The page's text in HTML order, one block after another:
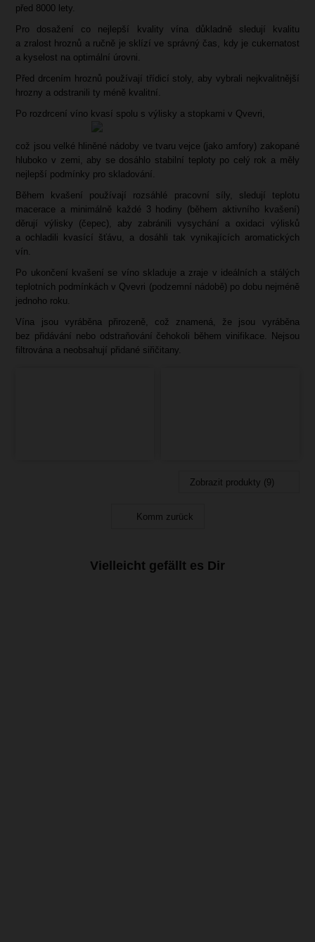
před 8000 lety.
Pro dosažení co nejlepší kvality vína důkladně sledují kvalitu
a zralost hroznů a ručně je sklízí ve správný čas, kdy je cukernatost
a kyselost na optimální úrovni.
Před drcením hroznů používají třídicí stoly, aby vybrali nejkvalitnější
hrozny a odstranili ty méně kvalitní.
Po rozdrcení víno kvasí spolu s výlisky a stopkami v Qvevri,
což jsou velké hliněné nádoby ve tvaru vejce (jako amfory) zakopané
hluboko v zemi, aby se dosáhlo stabilní teploty po celý rok a měly
nejlepší podmínky pro skladování.
Během kvašení používají rozsáhlé pracovní síly, sledují teplotu
macerace a minimálně každé 3 hodiny (během aktivního kvašení)
děrují výlisky (čepec), aby zabránili vysychání a oxidaci výlisků
a ochladili kvasící šťávu, a dosáhli tak vynikajících aromatických
vín.
Po ukončení kvašení se víno skladuje a zraje v ideálních a stálých
teplotních podmínkách v Qvevri (podzemní nádobě) po dobu nejméně
jednoho roku.
Vína jsou vyráběna přirozeně, což znamená, že jsou vyráběna
bez přidávání nebo odstraňování čehokoli během vinifikace. Nejsou
filtrována a neobsahují přidané siřičitany.
Zobrazit produkty (9)
Komm zurück
Vielleicht gefällt es Dir